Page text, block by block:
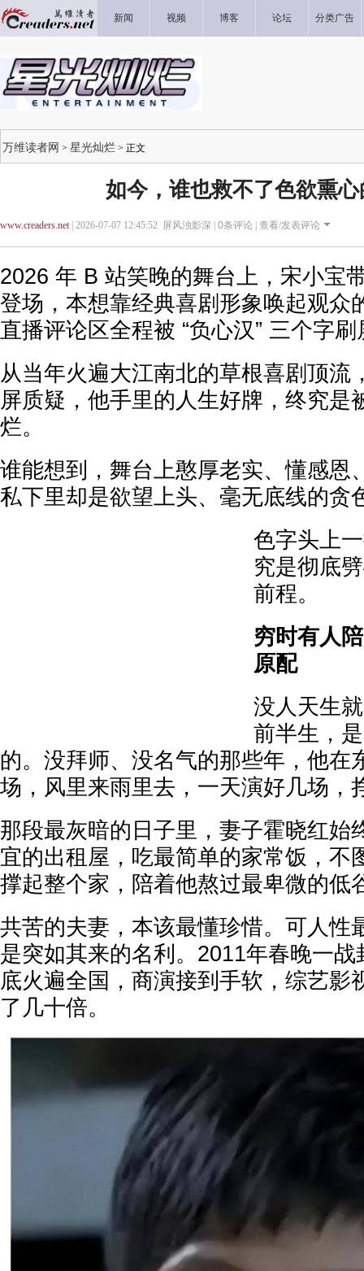
新闻 视频 博客 论坛 分类广告
万维读者网 > 星光灿烂 > 正文
如今，谁也救不了色欲熏
www.creaders.net| 2026-07-07 12:45:52 屏风浊影深 | 0条评论 | 查看/发表评论
2026 年 B 站笑晚的舞台上，宋小宝
登场，本想靠经典喜剧形象唤起观众
直播评论区全程被 “负心汉” 三个字刷
从当年火遍大江南北的草根喜剧顶流
屏质疑，他手里的人生好牌，终究是
烂。
谁能想到，舞台上憨厚老实、懂感恩
私下里却是欲望上头、毫无底线的贪
色字头上
究是彻底
前程。
穷时有人
原配
没人天生
前半生，
的。没拜师、没名气的那些年，他在
场，风里来雨里去，一天演好几场，
那段最灰暗的日子里，妻子霍晓红始
宜的出租屋，吃最简单的家常饭，不
撑起整个家，陪着他熬过最卑微的低
共苦的夫妻，本该最懂珍惜。可人性
是突如其来的名利。2011年春晚一
底火遍全国，商演接到手软，综艺影
了几十倍。